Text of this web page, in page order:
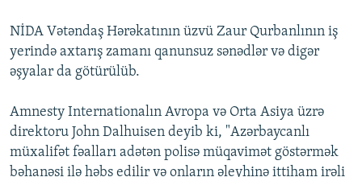
NİDA Vətəndaş Hərəkatının üzvü Zaur Qurbanlının iş
yerində axtarış zamanı qanunsuz sənədlər və digər
əşyalar da götürülüb.
Amnesty Internationalın Avropa və Orta Asiya üzrə
direktoru John Dalhuisen deyib ki, "Azərbaycanlı
müxalifət fəalları adətən polisə müqavimət göstərmək
bəhanəsi ilə həbs edilir və onların əleyhinə ittiham irəli